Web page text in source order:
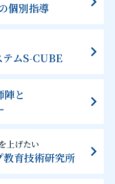
個別指導
テムS-CUBE
陣と
上げたい
教育技術研究所